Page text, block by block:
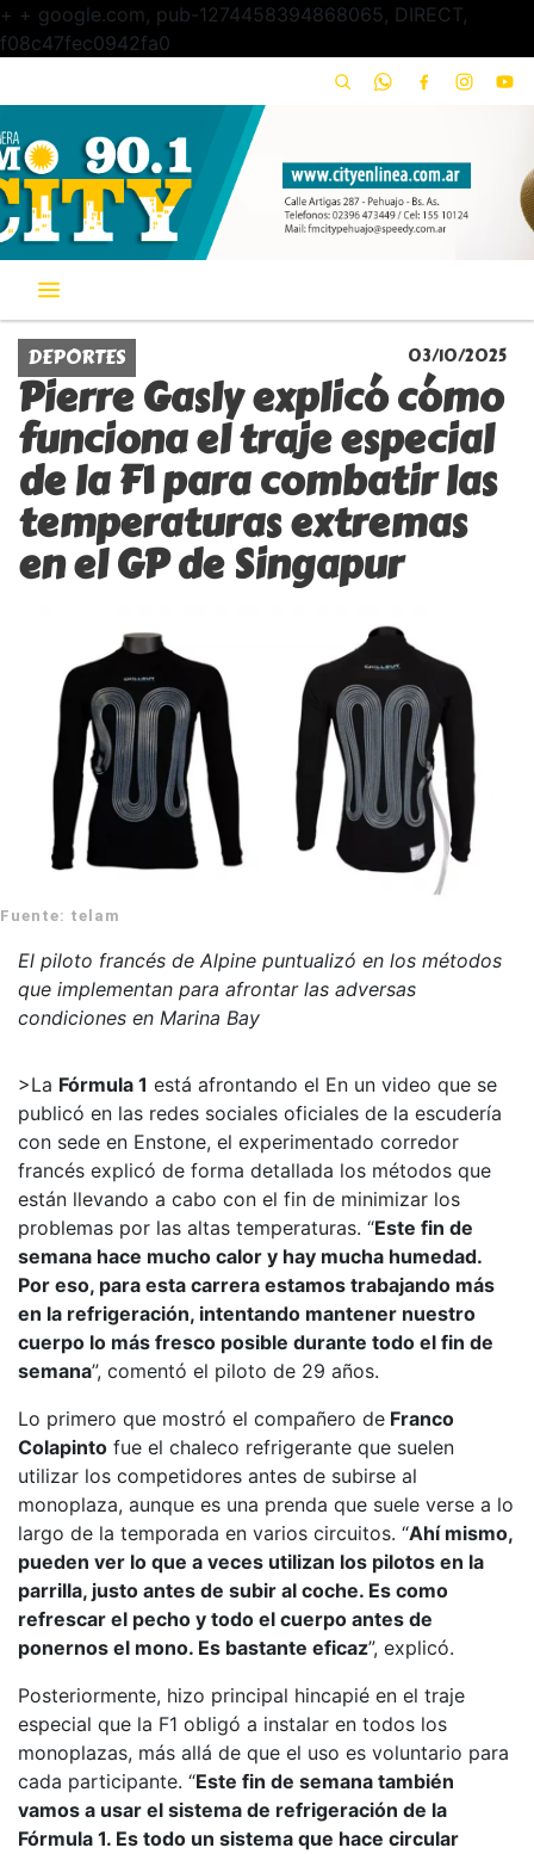
+ + google.com, pub-1274458394868065, DIRECT,
f08c47fec0942fa0
DEPORTES 03/10/2025
Pierre Gasly explicó cómo
funciona el traje especial
de la F1 para combatir las
temperaturas extremas
en el GP de Singapur
Fuente: telam
El piloto francés de Alpine puntualizó en los métodos
que implementan para afrontar las adversas
condiciones en Marina Bay
>La Fórmula 1 está afrontando el En un video que se
publicó en las redes sociales oficiales de la escudería
con sede en Enstone, el experimentado corredor
francés explicó de forma detallada los métodos que
están llevando a cabo con el fin de minimizar los
problemas por las altas temperaturas. “Este fin de
semana hace mucho calor y hay mucha humedad.
Por eso, para esta carrera estamos trabajando más
en la refrigeración, intentando mantener nuestro
cuerpo lo más fresco posible durante todo el fin de
semana”, comentó el piloto de 29 años.
Lo primero que mostró el compañero de Franco
Colapinto fue el chaleco refrigerante que suelen
utilizar los competidores antes de subirse al
monoplaza, aunque es una prenda que suele verse a lo
largo de la temporada en varios circuitos. “Ahí mismo,
pueden ver lo que a veces utilizan los pilotos en la
parrilla, justo antes de subir al coche. Es como
refrescar el pecho y todo el cuerpo antes de
ponernos el mono. Es bastante eficaz”, explicó.
Posteriormente, hizo principal hincapié en el traje
especial que la F1 obligó a instalar en todos los
monoplazas, más allá de que el uso es voluntario para
cada participante. “Este fin de semana también
vamos a usar el sistema de refrigeración de la
Fórmula 1. Es todo un sistema que hace circular